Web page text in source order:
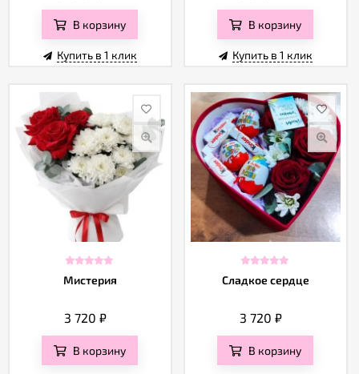
В корзину
Купить в 1 клик
В корзину
Купить в 1 клик
Мистерия
3 720 ₽
В корзину
Сладкое сердце
3 720 ₽
В корзину